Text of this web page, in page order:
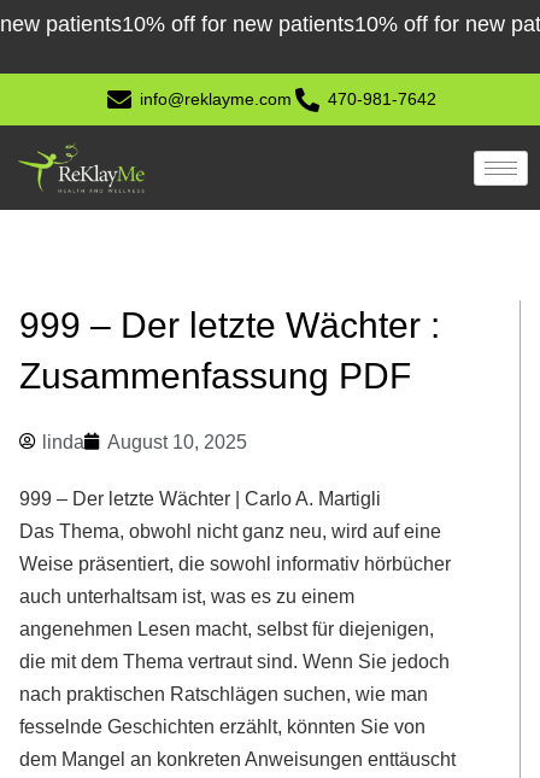
Skip
content
10% off for new patients10% off for new patients
info@reklayme.com 470-981-7642
999 – Der letzte Wächter :
Zusammenfassung PDF
linda August 10, 2025
999 – Der letzte Wächter | Carlo A. Martigli
Das Thema, obwohl nicht ganz neu, wird auf eine
Weise präsentiert, die sowohl informativ hörbücher
auch unterhaltsam ist, was es zu einem
angenehmen Lesen macht, selbst für diejenigen,
die mit dem Thema vertraut sind. Wenn Sie jedoch
nach praktischen Ratschlägen suchen, wie man
fesselnde Geschichten erzählt, könnten Sie von
dem Mangel an konkreten Anweisungen enttäuscht